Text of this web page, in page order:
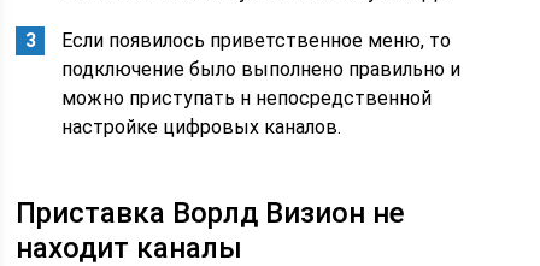
Если появилось приветственное меню, то
подключение было выполнено правильно и
можно приступать н непосредственной
настройке цифровых каналов.
Приставка Ворлд Визион не
находит каналы